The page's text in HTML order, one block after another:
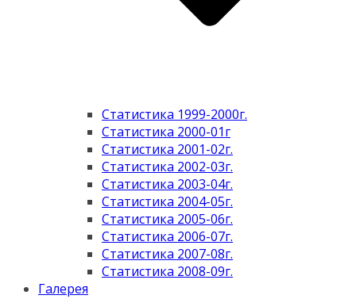
Статистика 1999-2000г.
Статистика 2000-01г
Статистика 2001-02г.
Статистика 2002-03г.
Статистика 2003-04г.
Статистика 2004-05г.
Статистика 2005-06г.
Статистика 2006-07г.
Статистика 2007-08г.
Статистика 2008-09г.
Галерея